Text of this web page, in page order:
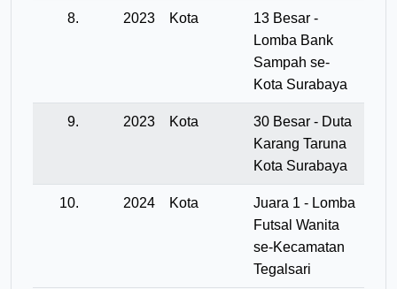
8. 2023 Kota
13 Besar -
Lomba Bank
Sampah se-
Kota Surabaya
9. 2023 Kota
30 Besar - Duta
Karang Taruna
Kota Surabaya
10. 2024 Kota
Juara 1 - Lomba
Futsal Wanita
se-Kecamatan
Tegalsari